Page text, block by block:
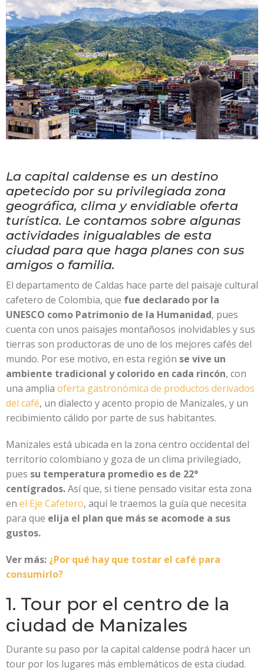
La capital caldense es un destino
apetecido por su privilegiada zona
geográfica, clima y envidiable oferta
turística. Le contamos sobre algunas
actividades inigualables de esta
ciudad para que haga planes con sus
amigos o familia.
El departamento de Caldas hace parte del paisaje cultural
cafetero de Colombia, que fue declarado por la
UNESCO como Patrimonio de la Humanidad, pues
cuenta con unos paisajes montañosos inolvidables y sus
tierras son productoras de uno de los mejores cafés del
mundo. Por ese motivo, en esta región se vive un
ambiente tradicional y colorido en cada rincón, con
una amplia oferta gastronómica de productos derivados
del café, un dialecto y acento propio de Manizales, y un
recibimiento cálido por parte de sus habitantes.
Manizales está ubicada en la zona centro occidental del
territorio colombiano y goza de un clima privilegiado,
pues su temperatura promedio es de 22°
centígrados.Así que, si tiene pensado visitar esta zona
en el Eje Cafetero, aquí le traemos la guía que necesita
para que elija el plan que más se acomode a sus
gustos.
Ver más: ¿Por qué hay que tostar el café para
consumirlo?
1. Tour por el centro de la
ciudad de Manizales
Durante su paso por la capital caldense podrá hacer un
tour por los lugares más emblemáticos de esta ciudad.